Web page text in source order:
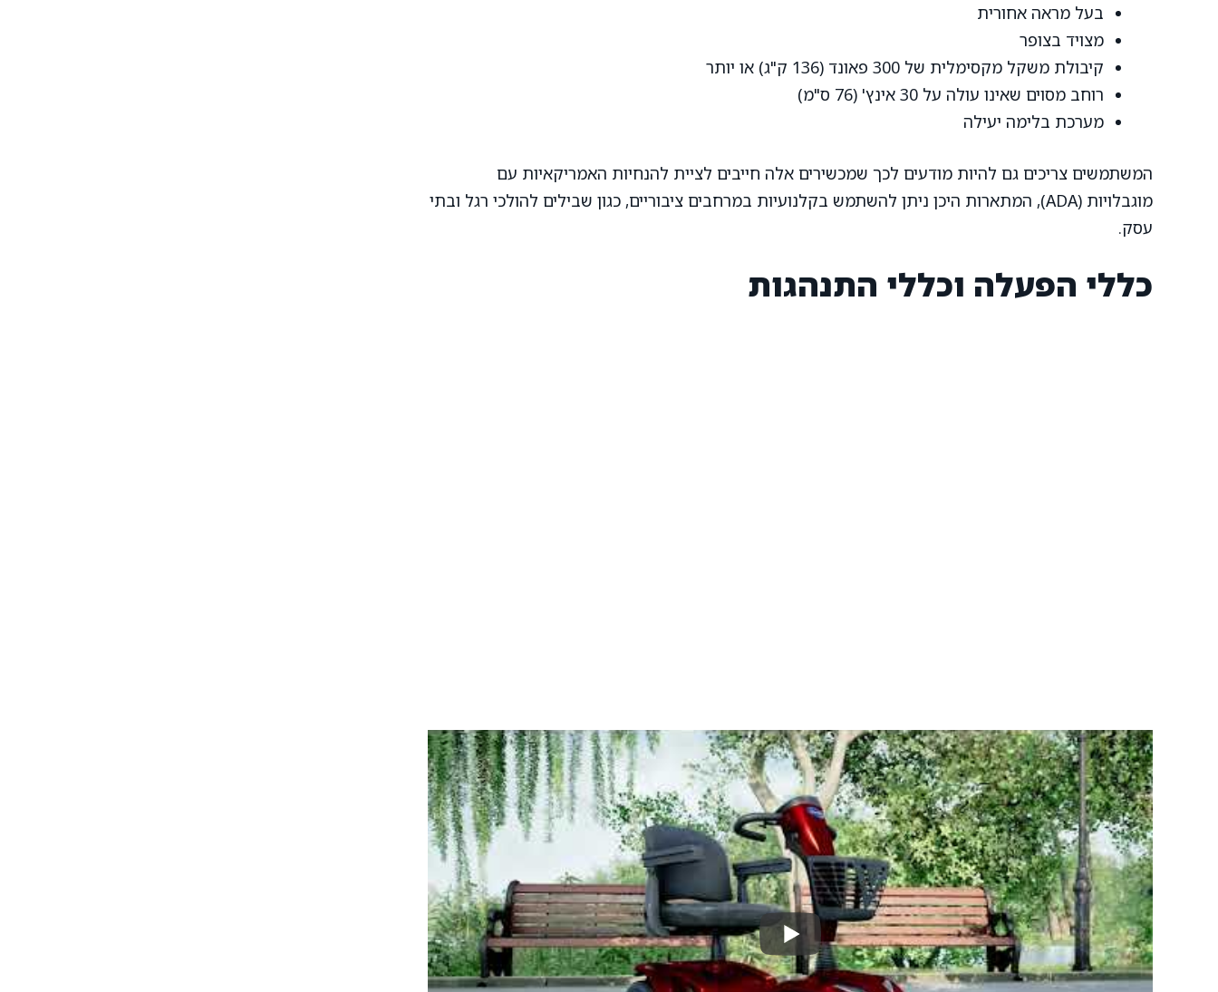
בעל מראה אחורית
מצויד בצופר
קיבולת משקל מקסימלית של 300 פאונד (136 ק"ג) או יותר
רוחב מסוים שאינו עולה על 30 אינץ' (76 ס"מ)
מערכת בלימה יעילה
המשתמשים צריכים גם להיות מודעים לכך שמכשירים אלה חייבים לציית להנחיות האמריקאיות עם
מוגבלויות (ADA), המתארות היכן ניתן להשתמש בקלנועיות במרחבים ציבוריים, כגון שבילים להולכי רגל ובתי
עסק.
כללי הפעלה וכללי התנהגות